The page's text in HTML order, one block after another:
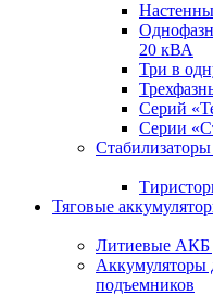
20 кВА
Три в
Серий
Серии
Тяговые
Литиевые АКБ
Аккумуляторы
подъемников